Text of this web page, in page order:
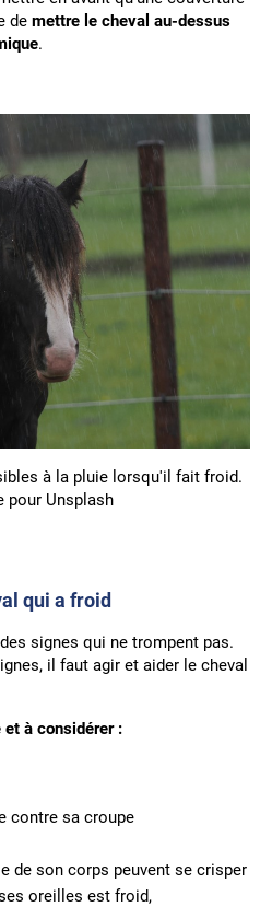
de mettre le cheval au-dessus
.
à la pluie lorsqu'il fait froid.
pour Unsplash
qui a froid
signes qui ne trompent pas.
il faut agir et aider le cheval
à considérer :
contre sa croupe
de son corps peuvent se crisper
oreilles est froid,